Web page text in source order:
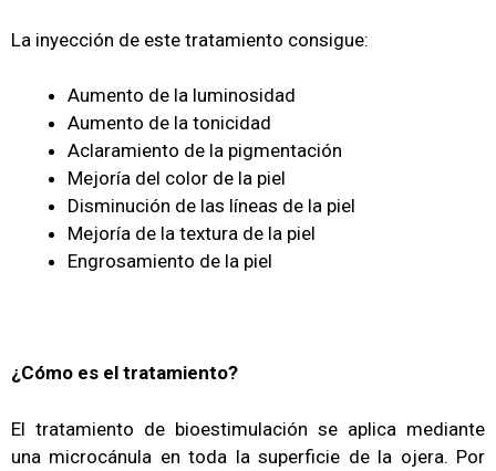
La inyección de este tratamiento consigue:
Aumento de la luminosidad
Aumento de la tonicidad
Aclaramiento de la pigmentación
Mejoría del color de la piel
Disminución de las líneas de la piel
Mejoría de la textura de la piel
Engrosamiento de la piel
¿Cómo es el tratamiento?
El tratamiento de bioestimulación se aplica mediante
una microcánula en toda la superficie de la ojera. Por